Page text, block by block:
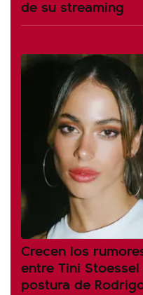
de su streaming
Crecen los
entre Tini
postura de